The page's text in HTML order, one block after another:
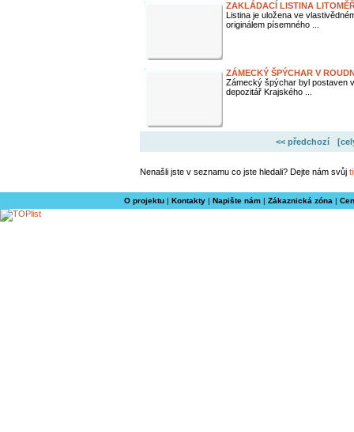
ZAKLÁDACÍ LISTINA
Listina je uložena ve
originálem písemného ...
ZÁMECKÝ ŠPÝCHAR V
Zámecký špýchar byl postaven
depozitář Krajského ...
<< předchozí
Nenašli jste v seznamu co jste hledali? Dejte nám svůj
O projektu| Kontakty| Napište nám| Zákaznická zóna |